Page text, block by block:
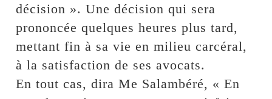
décision ». Une décision qui sera
prononcée quelques heures plus tard,
mettant fin à sa vie en milieu carcéral,
à la satisfaction de ses avocats.
En tout cas, dira Me Salambéré, « En